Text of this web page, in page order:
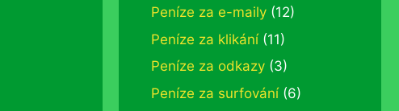
Peníze za e-maily (12)
Peníze za klikání(11)
Peníze za odkazy (3)
Peníze za surfování(6)